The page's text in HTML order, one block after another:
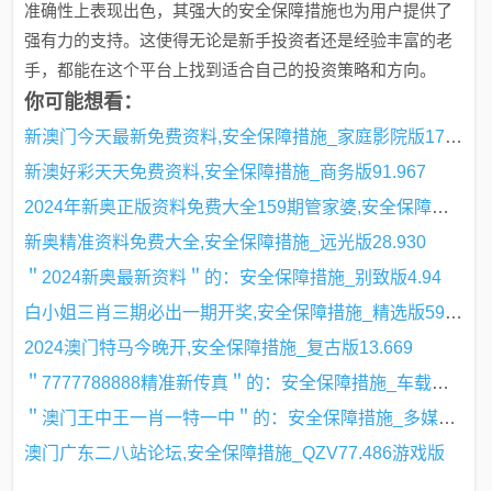
准确性上表现出色，其强大的安全保障措施也为用户提供了
强有力的支持。这使得无论是新手投资者还是经验丰富的老
手，都能在这个平台上找到适合自己的投资策略和方向。
你可能想看：
新澳门今天最新免费资料,安全保障措施_家庭影院版17.416
新澳好彩天天免费资料,安全保障措施_商务版91.967
2024年新奥正版资料免费大全159期管家婆,安全保障措施_显示版55.544
新奥精准资料免费大全,安全保障措施_远光版28.930
＂2024新奥最新资料＂的：安全保障措施_别致版4.94
白小姐三肖三期必出一期开奖,安全保障措施_精选版59.709
2024澳门特马今晚开,安全保障措施_复古版13.669
＂7777788888精准新传真＂的：安全保障措施_车载版3.23
＂澳门王中王一肖一特一中＂的：安全保障措施_多媒体版8.23
澳门广东二八站论坛,安全保障措施_QZV77.486游戏版